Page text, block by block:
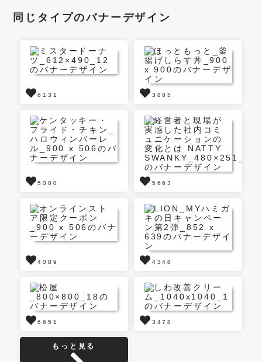
同じタイプのバナーデザイン
6131 3885
5000 5663
4089 4348
6651 3478
もっと見る